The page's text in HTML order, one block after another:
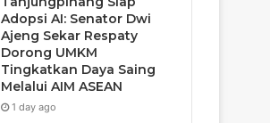
Adopsi AI: Senator Dwi
Ajeng Sekar Respaty
Dorong UMKM
Tingkatkan Daya Saing
Melalui AIM ASEAN
1 day ago